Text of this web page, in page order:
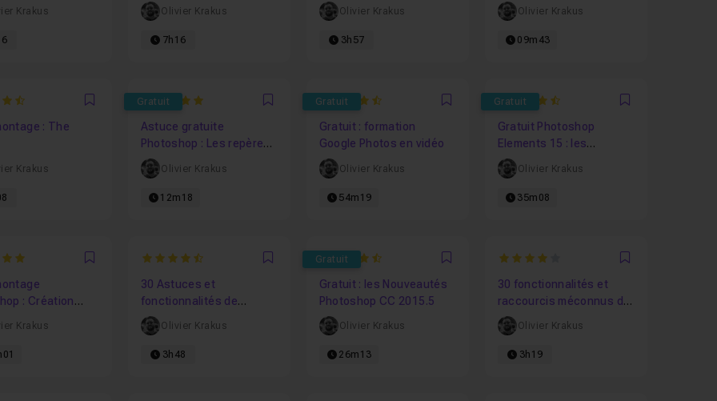
Krakus Olivier Krakus
7h16
Photoshop
Olivier Krakus
3h57
photo grâce aux
masques de fusions
Olivier Krakus
09m43
Favori
: The
Krakus
Gratuit
5 Favori
Astuce gratuite
Photoshop : Les repères
et les plans de travail
Olivier Krakus
12m18
Gratuit
4.6 Favori
Gratuit : formation
Google Photos en vidéo
Olivier Krakus
54m19
Gratuit
4.6666666666667 Favori
Gratuit Photoshop
Elements 15 : les
nouveautés
Olivier Krakus
35m08
Favori
: Création
Krakus
4.9444444444444 Favori
30 Astuces et
fonctionnalités de
Illustrator
Olivier Krakus
3h48
Gratuit
4.6875 Favori
Gratuit : les Nouveautés
Photoshop CC 2015.5
Olivier Krakus
26m13
4 Favori
30 fonctionnalités et
raccourcis méconnus de
Photoshop
Olivier Krakus
3h19